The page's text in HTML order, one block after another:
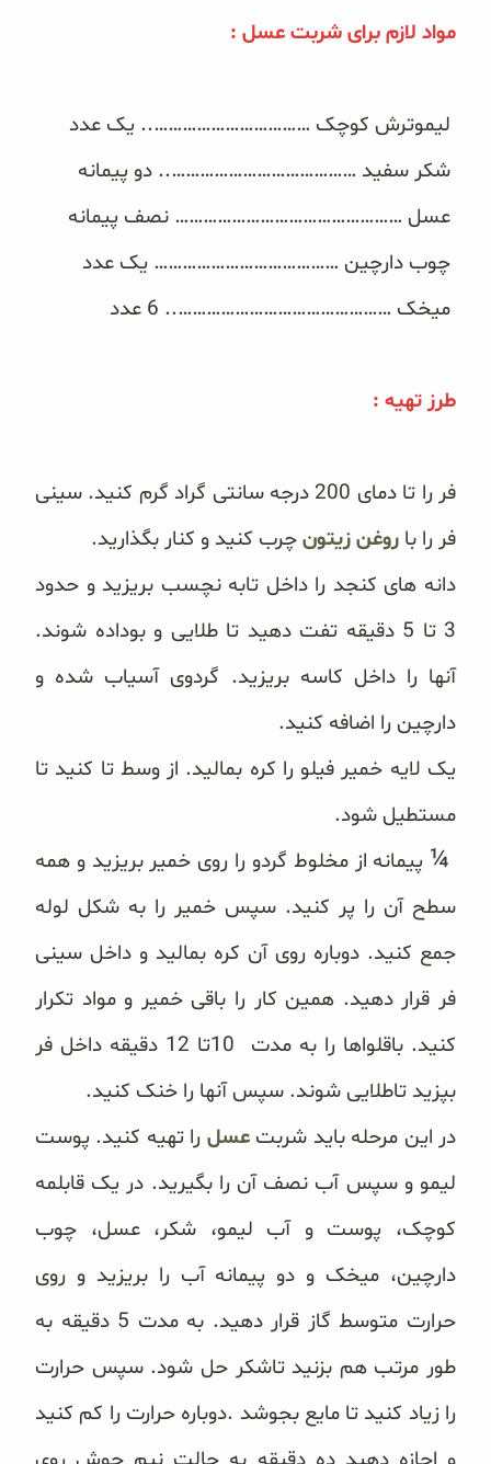
سبوس و جوانه‌ها
پک سلامتی OAB
مواد لازم برای شربت عسل :‏‎
طرز تهیه :‏‎
فر را تا دمای 200 درجه سانتی گراد گرم کنید. سینی
فر را با روغن زیتون چرب کنید و کنار بگذارید‎.
دانه های کنجد را داخل تابه نچسب بریزید و حدود
3 تا 5 دقیقه تفت دهید تا طلایی و بوداده شوند.
آنها را داخل کاسه بریزید. ‏گردوی آسیاب شده و
دارچین را اضافه کنید‎.
یک لایه خمیر فیلو را کره بمالید. از وسط تا کنید تا
مستطیل شود‎.
¼ ‎پیمانه از مخلوط گردو را روی خمیر بریزید و همه
سطح آن را پر کنید. سپس خمیر را به شکل لوله
جمع کنید. دوباره روی آن ‏کره بمالید و داخل سینی
فر قرار دهید. همین کار را باقی خمیر و مواد تکرار
کنید. باقلواها را به مدت ‏‎10 ‎تا 12 دقیقه داخل فر
‏بپزید تاطلایی شوند. سپس آنها را خنک کنید‎.
در این مرحله باید شربتعسل را تهیه کنید. پوست
لیمو و سپس آب نصف آن را بگیرید. در یک قابلمه
کوچک، پوست و آب ‏لیمو، شکر، عسل، چوب
دارچین، میخک و دو پیمانه آب را بریزید و روی
حرارت متوسط گاز قرار دهید. به مدت 5 دقیقه به
‏طور مرتب هم بزنید تاشکر حل شود. سپس حرارت
را زیاد کنید تا مایع بجوشد‎. ‎دوباره حرارت را کم کنید